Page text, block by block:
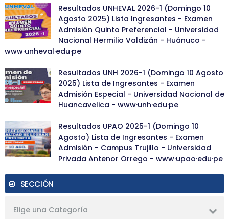
Resultados UNHEVAL 2026-1 (Domingo 10
Agosto 2025) Lista Ingresantes - Examen
Admisión Quinto Preferencial - Universidad
Nacional Hermilio Valdizán - Huánuco -
www·unheval·edu·pe
Resultados UNH 2026-1 (Domingo 10 Agosto
2025) Lista de Ingresantes - Examen
Admisión Especial - Universidad Nacional de
Huancavelica - www·unh·edu·pe
Resultados UPAO 2025-1 (Domingo 10
Agosto) Lista de Ingresantes - Examen
Admisión - Campus Trujillo - Universidad
Privada Antenor Orrego - www·upao·edu·pe
SECCIÓN
Elige una Categoría